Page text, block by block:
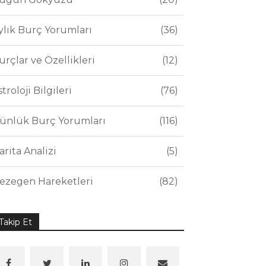
Burç Yorumları 36
ve Özellikleri 12
Bilgileri 76
Burç Yorumları 116
Analizi 5
Hareketleri 82
Et